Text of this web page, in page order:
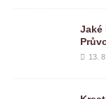
Jaké
13.